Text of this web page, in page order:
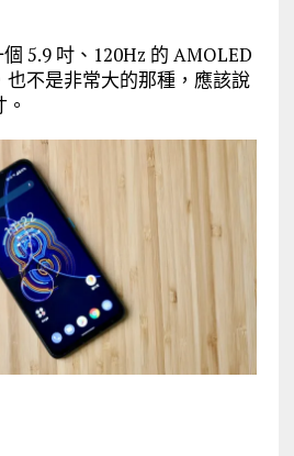
5.9 吋、120Hz 的 AMOLED
不是非常大的那種，應該說